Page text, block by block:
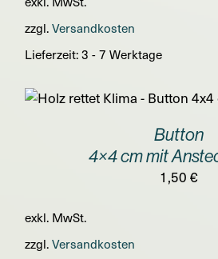
zzgl.Versandkosten
Lieferzeit:3 - 7 Werktage
Button
4×4 cm mit
1,50€
exkl. MwSt.
zzgl.Versandkosten